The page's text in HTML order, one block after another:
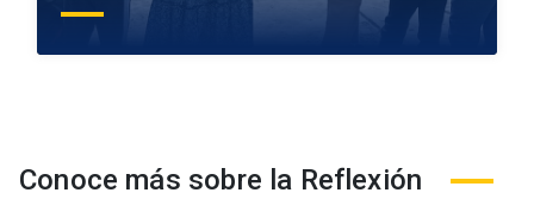
Conoce más sobre la Reflexión